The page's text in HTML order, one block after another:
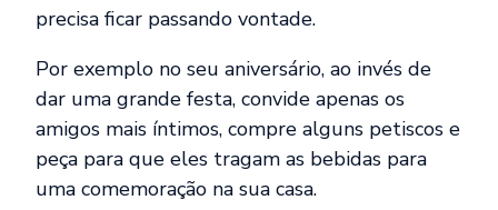
precisa ficar passando vontade.
Por exemplo no seu aniversário, ao invés de
dar uma grande festa, convide apenas os
amigos mais íntimos, compre alguns petiscos e
peça para que eles tragam as bebidas para
uma comemoração na sua casa.